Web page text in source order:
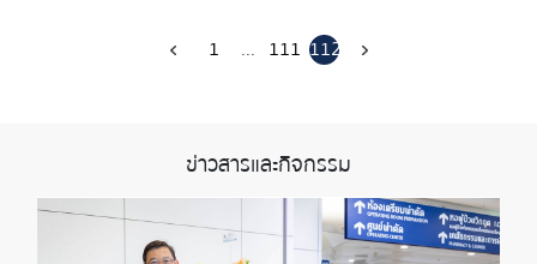
1 ... 111 112
ข่าวสารและกิจกรรม